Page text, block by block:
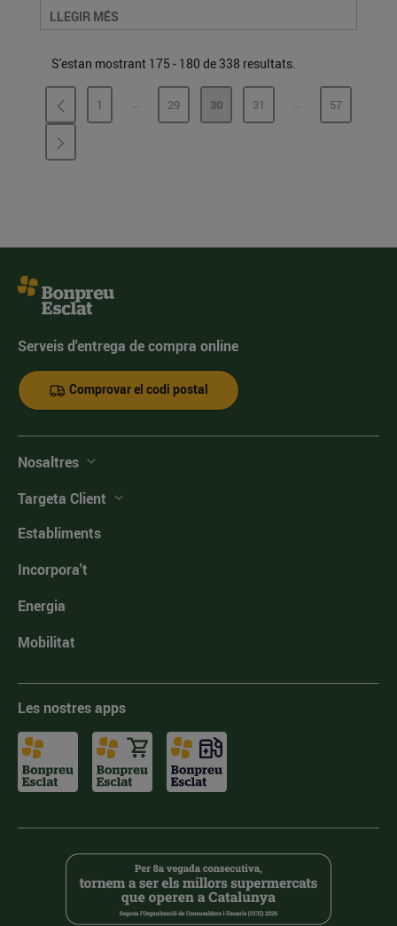
LLEGIR MÉS
S'estan mostrant 175 - 180 de 338 resultats.
PÀGINA
1 ...PÀGINES INTERMÈDIES
PÀGINA
29 PÀGINA
30 PÀGINA
31 ...PÀGINESPÀGINA
57
Serveis d'entrega de compra online
Comprovar el codi postal
Nosaltres
Targeta Client
Establiments
Incorpora't
Energia
Mobilitat
Les nostres apps